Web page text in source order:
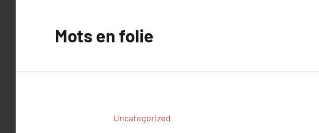
Mots en folie
Uncategorized